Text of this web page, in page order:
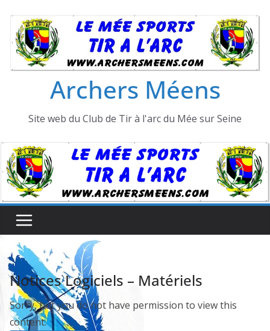
contenu
Archers Méens
Site web du Club de Tir à l'arc du Mée sur Seine
Notices Logiciels – Matériels
Sorry, but you do not have permission to view this
content.